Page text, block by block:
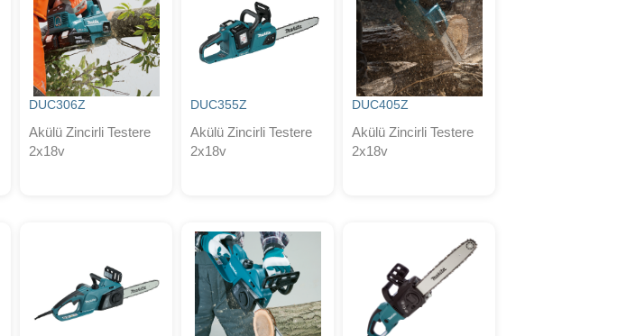
DUC306Z
Akülü Zincirli Testere
2x18v
DUC355Z
Akülü Zincirli Testere
2x18v
DUC405Z
Akülü Zincirli Testere
2x18v